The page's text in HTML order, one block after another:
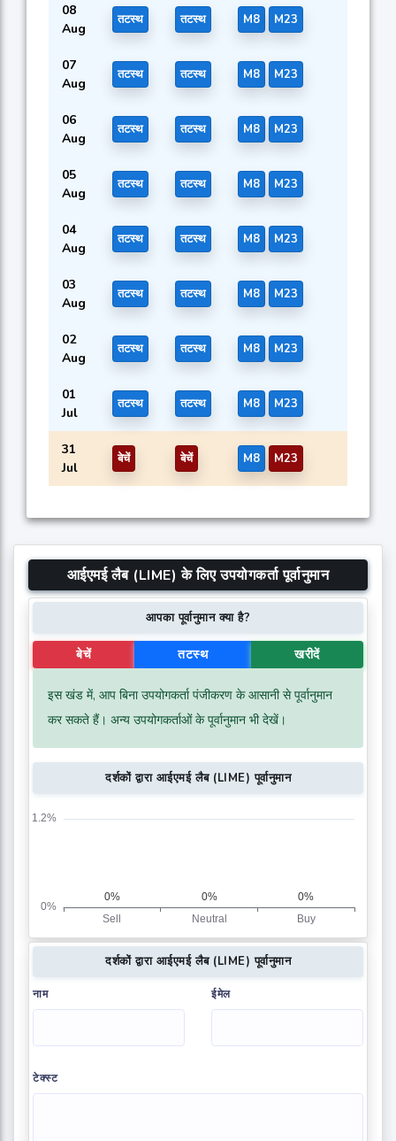
08
Aug
तटस्थ तटस्थ M8 M23
07
Aug
तटस्थ तटस्थ M8 M23
06
Aug
तटस्थ तटस्थ M8 M23
05
Aug
तटस्थ तटस्थ M8 M23
04
Aug
तटस्थ तटस्थ M8 M23
03
Aug
तटस्थ तटस्थ M8 M23
02
Aug
तटस्थ तटस्थ M8 M23
01
Jul
तटस्थ तटस्थ M8 M23
31
Jul
बेचें बेचें M8 M23
आईएमई लैब (LIME) के लिए उपयोगकर्ता पूर्वानुमान
आपका पूर्वानुमान क्या है?
बेचें तटस्थ खरीदें
इस खंड में, आप बिना उपयोगकर्ता पंजीकरण के आसानी से पूर्वानुमान
कर सकते हैं। अन्य उपयोगकर्ताओं के पूर्वानुमान भी देखें।
दर्शकों द्वारा आईएमई लैब (LIME) पूर्वानुमान
दर्शकों द्वारा आईएमई लैब (LIME) पूर्वानुमान
नाम ईमेल
टेक्स्ट